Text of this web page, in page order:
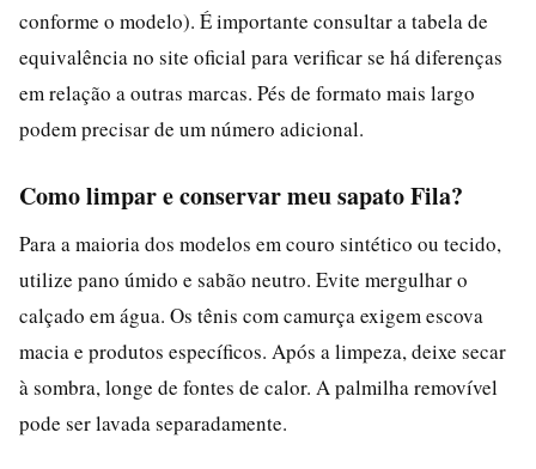
conforme o modelo). É importante consultar a tabela de
equivalência no site oficial para verificar se há diferenças
em relação a outras marcas. Pés de formato mais largo
podem precisar de um número adicional.
Como limpar e conservar meu sapato Fila?
Para a maioria dos modelos em couro sintético ou tecido,
utilize pano úmido e sabão neutro. Evite mergulhar o
calçado em água. Os tênis com camurça exigem escova
macia e produtos específicos. Após a limpeza, deixe secar
à sombra, longe de fontes de calor. A palmilha removível
pode ser lavada separadamente.